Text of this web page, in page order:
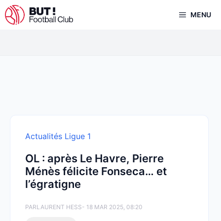
Aller
au
MENU
Actualités Ligue 1
OL : après Le Havre, Pierre
Ménès félicite Fonseca… et
l’égratigne
PARLAURENT HESS- 18 MAR 2025, 08:20